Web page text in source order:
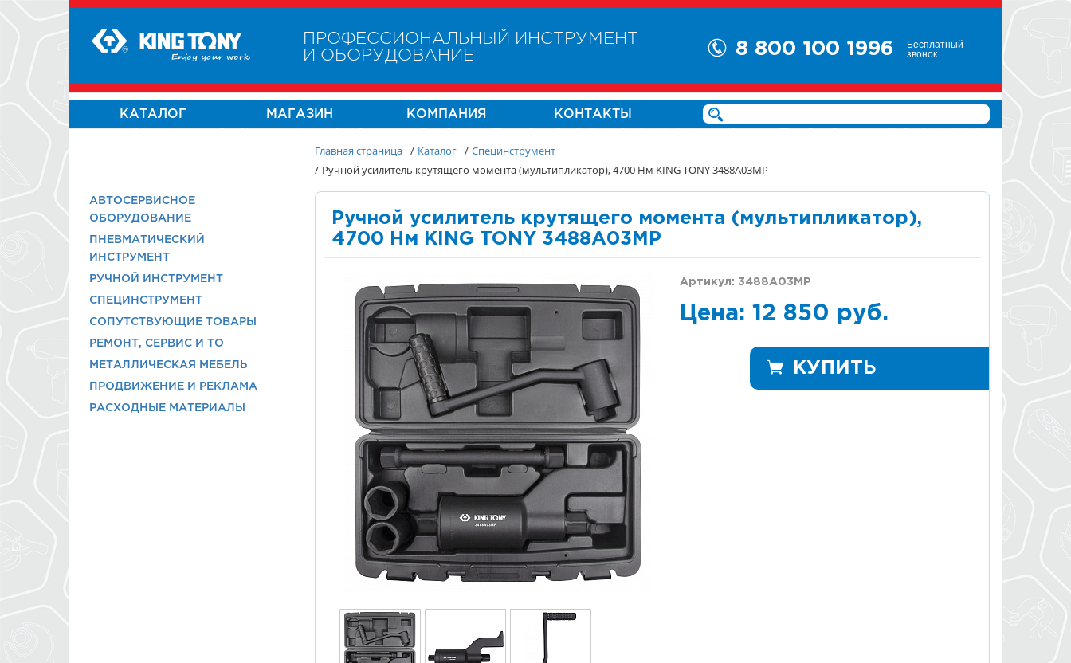
ПРОФЕССИОНАЛЬНЫЙ ИНСТРУМЕНТ
И ОБОРУДОВАНИЕ
8 800 100 1996 Бесплатный
звонок
КАТАЛОГ МАГАЗИН КОМПАНИЯ КОНТАКТЫ
Главная страница / Каталог / Специнструмент
/ Ручной усилитель крутящего момента (мультипликатор), 4700 Нм KING TONY 3488A03MP
АВТОСЕРВИСНОЕ
ОБОРУДОВАНИЕ
ПНЕВМАТИЧЕСКИЙ
ИНСТРУМЕНТ
РУЧНОЙ ИНСТРУМЕНТ
СПЕЦИНСТРУМЕНТ
СОПУТСТВУЮЩИЕ ТОВАРЫ
РЕМОНТ, СЕРВИС И ТО
МЕТАЛЛИЧЕСКАЯ МЕБЕЛЬ
ПРОДВИЖЕНИЕ И РЕКЛАМА
РАСХОДНЫЕ МАТЕРИАЛЫ
Ручной усилитель крутящего момента (мультипликатор),
4700 Нм KING TONY 3488A03MP
Артикул: 3488A03MP
Цена: 12 850 руб.
КУПИТЬ